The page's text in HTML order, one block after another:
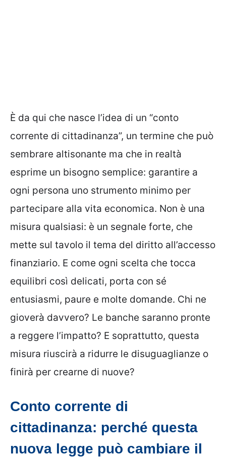
È da qui che nasce l’idea di un “conto
corrente di cittadinanza”, un termine che può
sembrare altisonante ma che in realtà
esprime un bisogno semplice: garantire a
ogni persona uno strumento minimo per
partecipare alla vita economica. Non è una
misura qualsiasi: è un segnale forte, che
mette sul tavolo il tema del diritto all’accesso
finanziario. E come ogni scelta che tocca
equilibri così delicati, porta con sé
entusiasmi, paure e molte domande. Chi ne
gioverà davvero? Le banche saranno pronte
a reggere l’impatto? E soprattutto, questa
misura riuscirà a ridurre le disuguaglianze o
finirà per crearne di nuove?
Conto corrente di
cittadinanza: perché questa
nuova legge può cambiare il